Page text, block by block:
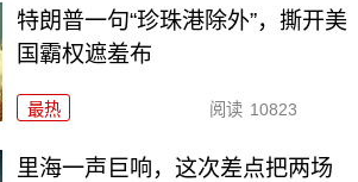
特朗普一句“珍珠港除外”，撕开美
国霸权遮羞布
最热 阅读 10823
里海一声巨响，这次差点把两场